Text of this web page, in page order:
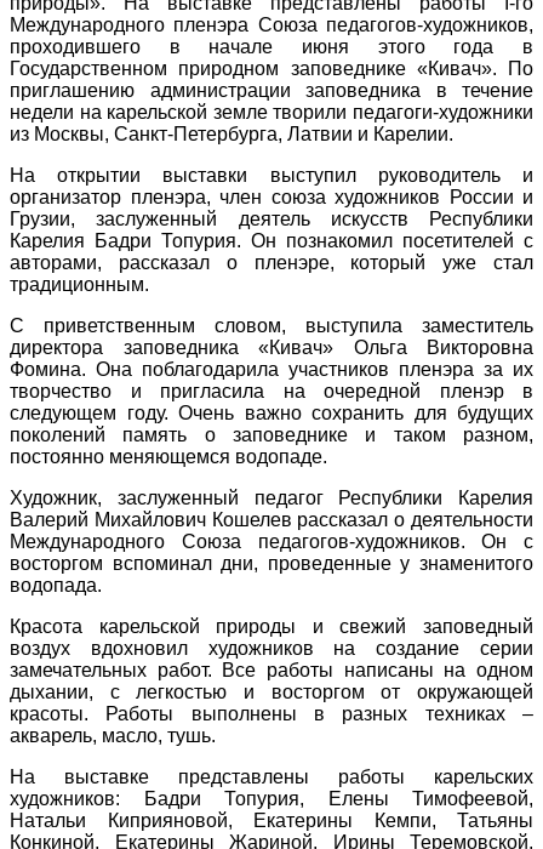
Международного пленэра Союза педагогов-художников,
проходившего в начале июня этого года в
Государственном природном заповеднике «Кивач». По
приглашению администрации заповедника в течение
недели на карельской земле творили педагоги-художники
из Москвы, Санкт-Петербурга, Латвии и Карелии.
На открытии выставки выступил руководитель и
организатор пленэра, член союза художников России и
Грузии, заслуженный деятель искусств Республики
Карелия Бадри Топурия. Он познакомил посетителей с
авторами, рассказал о пленэре, который уже стал
традиционным.
С приветственным словом, выступила заместитель
директора заповедника «Кивач» Ольга Викторовна
Фомина. Она поблагодарила участников пленэра за их
творчество и пригласила на очередной пленэр в
следующем году. Очень важно сохранить для будущих
поколений память о заповеднике и таком разном,
постоянно меняющемся водопаде.
Художник, заслуженный педагог Республики Карелия
Валерий Михайлович Кошелев рассказал о деятельности
Международного Союза педагогов-художников. Он с
восторгом вспоминал дни, проведенные у знаменитого
водопада.
Красота карельской природы и свежий заповедный
воздух вдохновил художников на создание серии
замечательных работ. Все работы написаны на одном
дыхании, с легкостью и восторгом от окружающей
красоты. Работы выполнены в разных техниках –
акварель, масло, тушь.
На выставке представлены работы карельских
художников: Бадри Топурия, Елены Тимофеевой,
Натальи Киприяновой, Екатерины Кемпи, Татьяны
Конкиной, Екатерины Жариной, Ирины Теремовской,